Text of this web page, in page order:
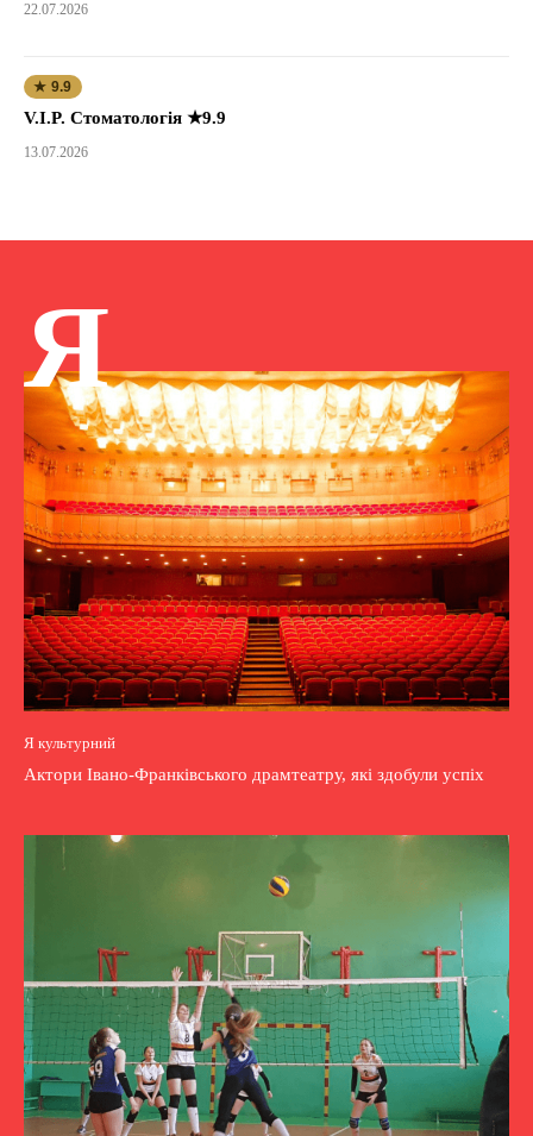
22.07.2026
★ 9.9
V.I.P. Стоматологія ★9.9
13.07.2026
Я
Я культурний
Актори Івано-Франківського драмтеатру, які здобули успіх